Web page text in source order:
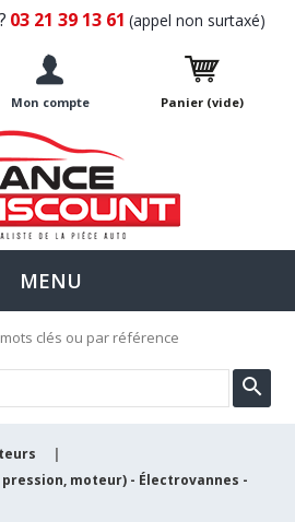
03 21 39 13 61 (appel non surtaxé)
Mon compte Panier (vide)
MENU
clés ou par référence
|
moteur) - Électrovannes -